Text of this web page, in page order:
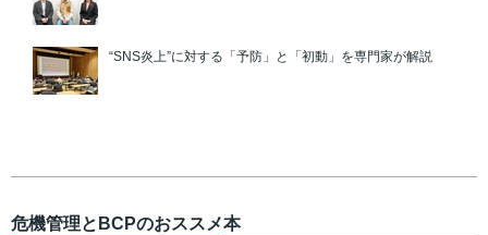
“SNS炎上”に対する「予防」と「初動」を専門家が解説
危機管理とBCPのおススメ本